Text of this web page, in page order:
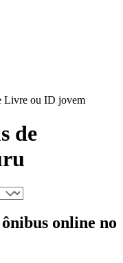
Livre ou ID jovem
de
online no